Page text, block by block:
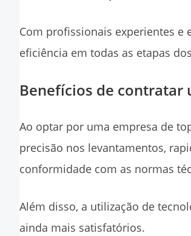
Com profissionais experientes e
eficiência em todas as etapas
Benefícios de contratar
Ao optar por uma empresa de
precisão nos levantamentos,
conformidade com as normas
Além disso, a utilização de
ainda mais satisfatórios.